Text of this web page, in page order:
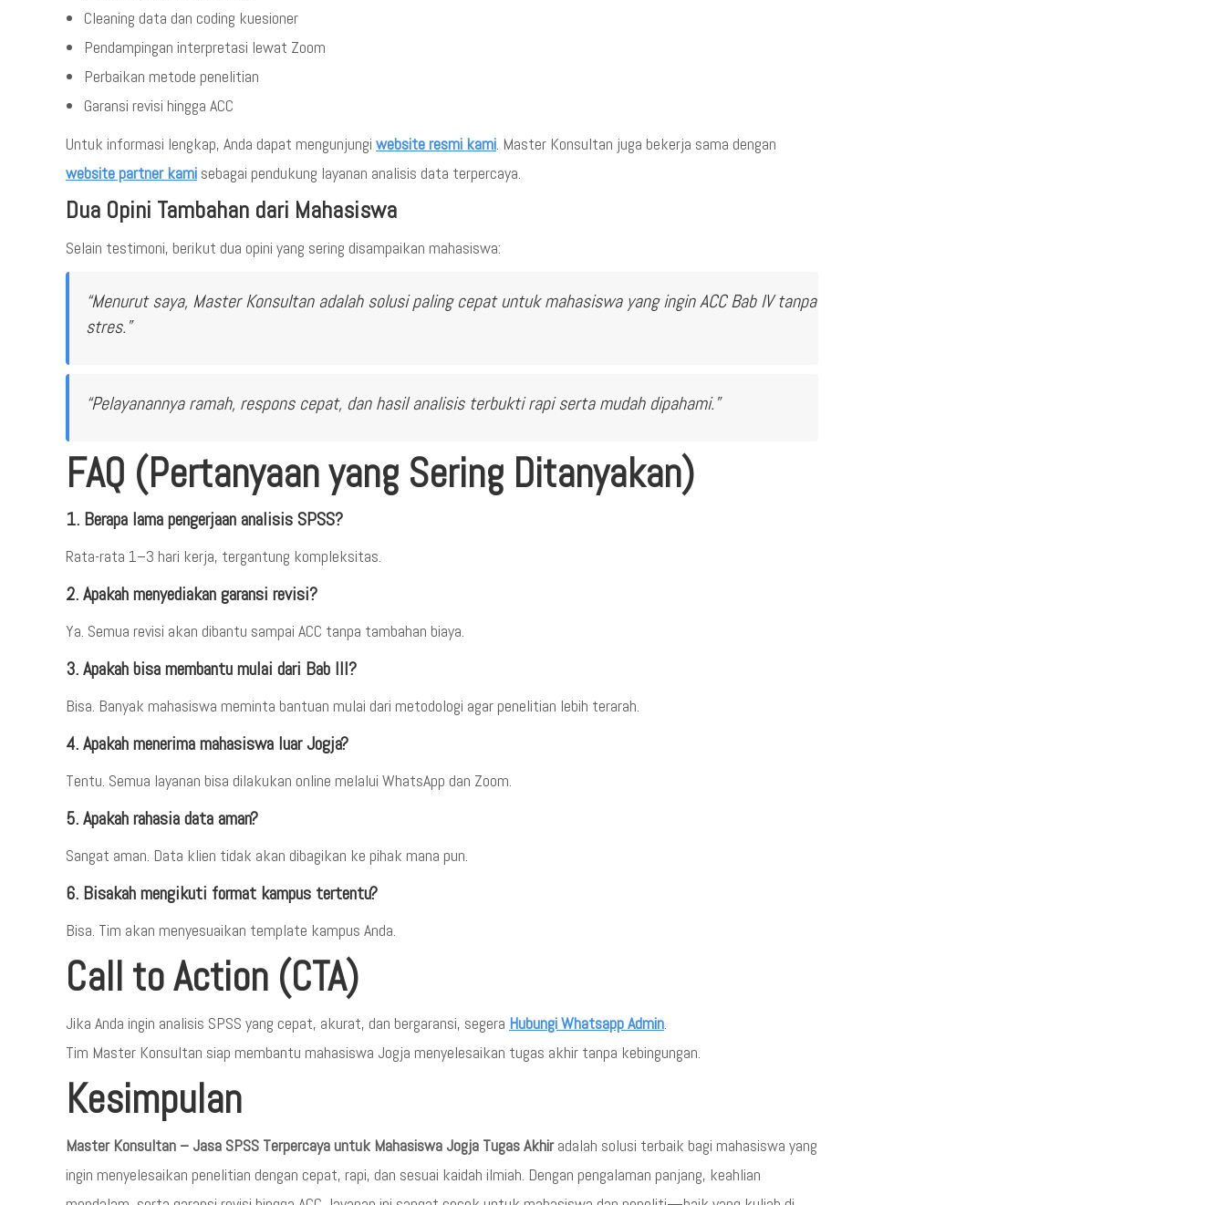
Cleaning data dan coding kuesioner
Pendampingan interpretasi lewat Zoom
Perbaikan metode penelitian
Garansi revisi hingga ACC
Untuk informasi lengkap, Anda dapat mengunjungi website resmi kami. Master Konsultan juga bekerja sama dengan
website partner kami sebagai pendukung layanan analisis data terpercaya.
Dua Opini Tambahan dari Mahasiswa
Selain testimoni, berikut dua opini yang sering disampaikan mahasiswa:
“Menurut saya, Master Konsultan adalah solusi paling cepat untuk mahasiswa yang ingin ACC Bab IV tanpa
stres.”
“Pelayanannya ramah, respons cepat, dan hasil analisis terbukti rapi serta mudah dipahami.”
FAQ (Pertanyaan yang Sering Ditanyakan)
1. Berapa lama pengerjaan analisis SPSS?
Rata-rata 1–3 hari kerja, tergantung kompleksitas.
2. Apakah menyediakan garansi revisi?
Ya. Semua revisi akan dibantu sampai ACC tanpa tambahan biaya.
3. Apakah bisa membantu mulai dari Bab III?
Bisa. Banyak mahasiswa meminta bantuan mulai dari metodologi agar penelitian lebih terarah.
4. Apakah menerima mahasiswa luar Jogja?
Tentu. Semua layanan bisa dilakukan online melalui WhatsApp dan Zoom.
5. Apakah rahasia data aman?
Sangat aman. Data klien tidak akan dibagikan ke pihak mana pun.
6. Bisakah mengikuti format kampus tertentu?
Bisa. Tim akan menyesuaikan template kampus Anda.
Call to Action (CTA)
Jika Anda ingin analisis SPSS yang cepat, akurat, dan bergaransi, segera Hubungi Whatsapp Admin.
Tim Master Konsultan siap membantu mahasiswa Jogja menyelesaikan tugas akhir tanpa kebingungan.
Kesimpulan
Master Konsultan – Jasa SPSS Terpercaya untuk Mahasiswa Jogja Tugas Akhiradalah solusi terbaik bagi mahasiswa yang
ingin menyelesaikan penelitian dengan cepat, rapi, dan sesuai kaidah ilmiah. Dengan pengalaman panjang, keahlian